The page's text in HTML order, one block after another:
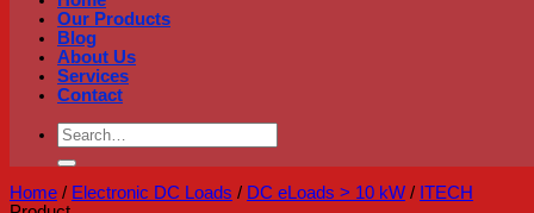
Our Products
Blog
About Us
Services
Contact
Search
for:
Home / Electronic DC Loads / DC eLoads > 10 kW / ITECH